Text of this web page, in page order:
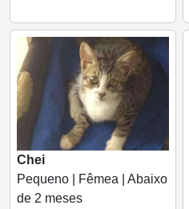
Chei
Pequeno | Fêmea | Abaixo
de 2 meses